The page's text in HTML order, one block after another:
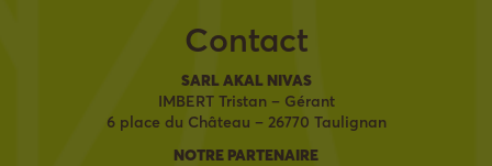
Contact
SARL AKAL NIVAS
IMBERT Tristan – Gérant
6 place du Château – 26770 Taulignan
NOTRE PARTENAIRE